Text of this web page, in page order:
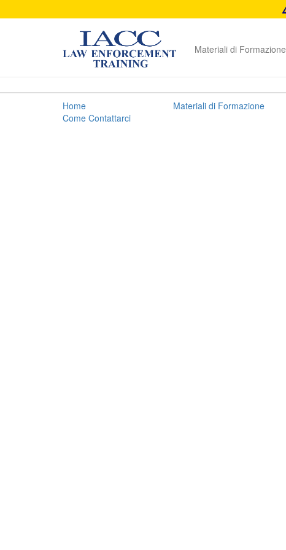
Materiali di Formazione
Fast
Facts
Home
Materiali di Formazione
Come Contattarci